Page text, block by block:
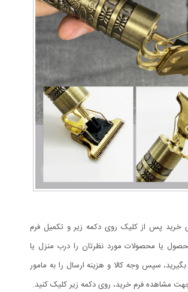
خرید پس از کلیک روی دکمه زیر و تکمیل فرم
یا محصولات مورد نظرتان را درب منزل یا
سپس وجه کالا و هزینه ارسال را به مامور
مشاهده فرم خرید، روی دکمه زیر کلیک کنید.